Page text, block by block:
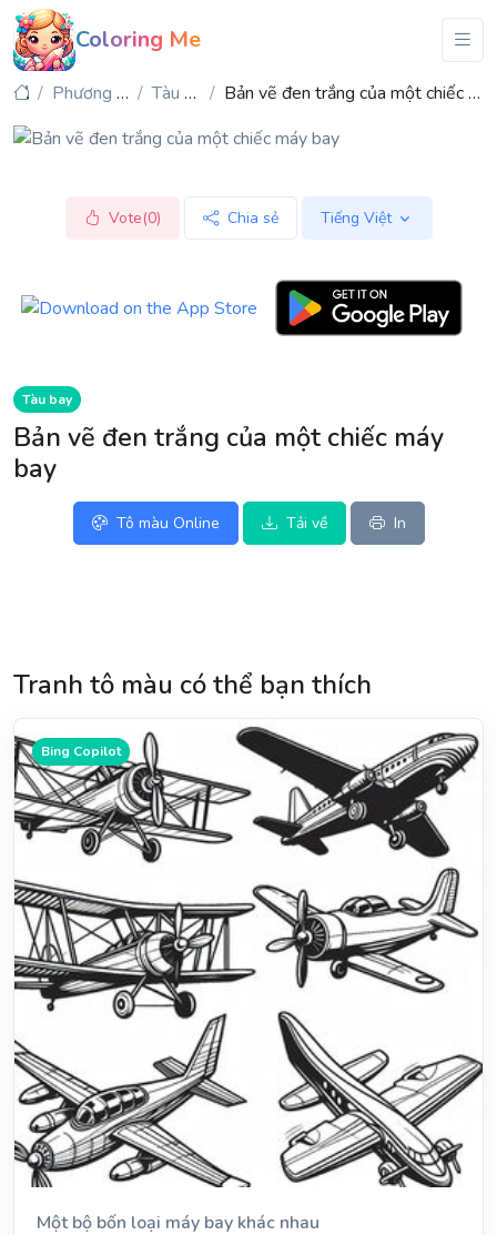
Coloring Me
Phương tiện Tàu bay Bản vẽ đen trắng của một chiếc máy bay
Vote(0) Chia sẻ Tiếng Việt
Tàu bay
Bản vẽ đen trắng của một chiếc máy
bay
Tô màu Online Tải về In
Tranh tô màu có thể bạn thích
Bing Copilot
Một bộ bốn loại máy bay khác nhau